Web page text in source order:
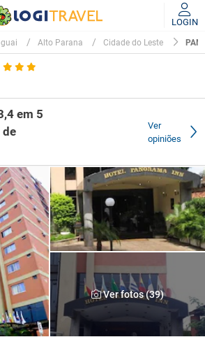
LOGIN
Alto Parana Cidade do Leste
Ver
opiniões
Ver fotos (39)